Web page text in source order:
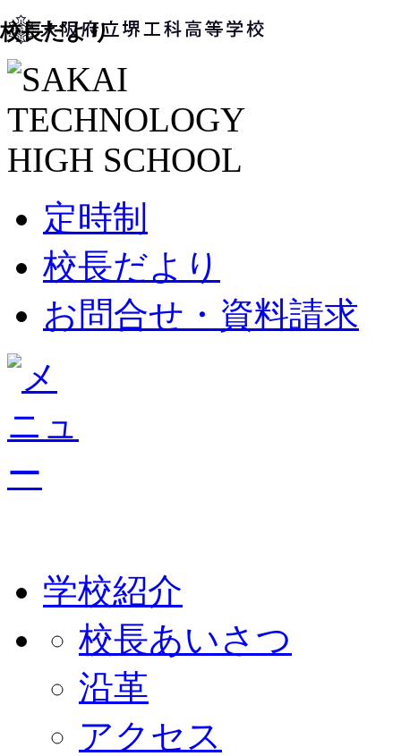
定時制
校長だより
お問合せ・資料請求
学校紹介
校長あいさつ
沿革
アクセス
校長だより